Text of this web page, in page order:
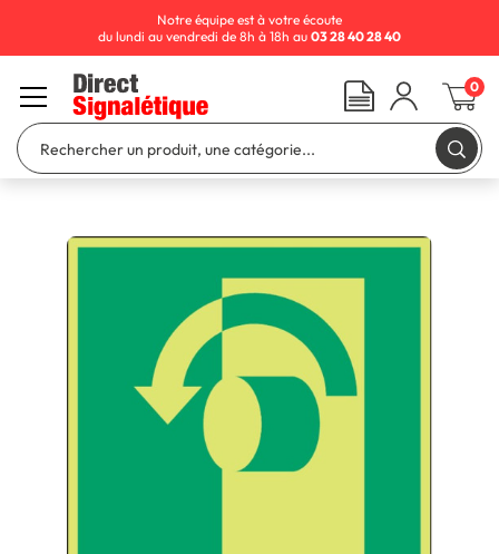
Notre équipe est à votre écoute
du lundi au vendredi de 8h à 18h au 03 28 40 28 40
0